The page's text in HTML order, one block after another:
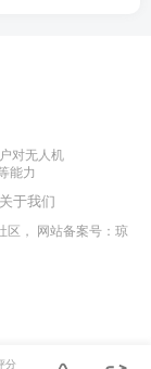
对无人机
能力
关于我们
区， 网站备案号： 琼
分